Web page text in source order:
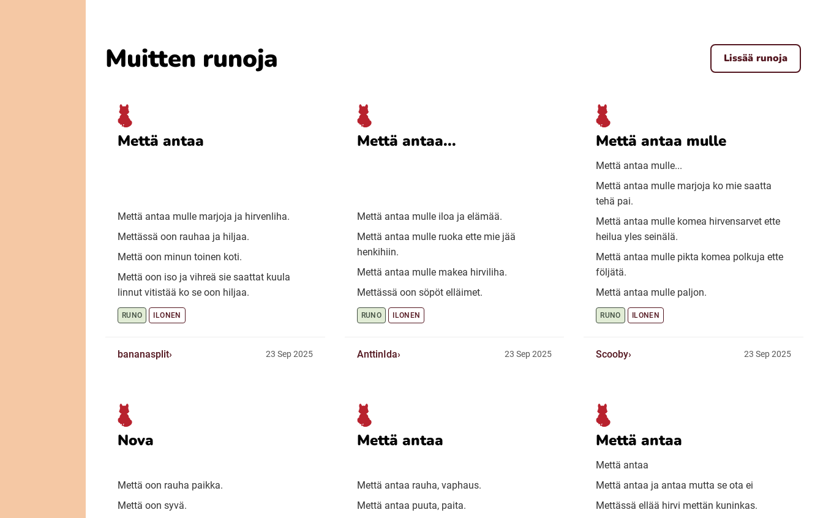
Muitten runoja Lissää runoja
Mettä antaa
Mettä antaa mulle marjoja ja hirvenliha.
Mettässä oon rauhaa ja hiljaa.
Mettä oon minun toinen koti.
Mettä oon iso ja vihreä sie saattat kuula
linnut vitistää ko se oon hiljaa.
RUNO ILONEN
bananasplit 23 Sep 2025
Mettä antaa...
Mettä antaa mulle iloa ja elämää.
Mettä antaa mulle ruoka ette mie jää
henkihiin.
Mettä antaa mulle makea hirviliha.
Mettässä oon söpöt elläimet.
RUNO ILONEN
AnttinIda 23 Sep 2025
Mettä antaa mulle
Mettä antaa mulle...
Mettä antaa mulle marjoja ko mie saatta
tehä pai.
Mettä antaa mulle komea hirvensarvet ette
heilua yles seinälä.
Mettä antaa mulle pikta komea polkuja ette
följätä.
Mettä antaa mulle paljon.
RUNO ILONEN
Scooby 23 Sep 2025
Nova
Mettä oon rauha paikka.
Mettä oon syvä.
Mettä antaa
Mettä antaa rauha, vaphaus.
Mettä antaa puuta, paita.
Mettä antaa
Mettä antaa
Mettä antaa ja antaa mutta se ota ei
Mettässä ellää hirvi mettän kuninkas.